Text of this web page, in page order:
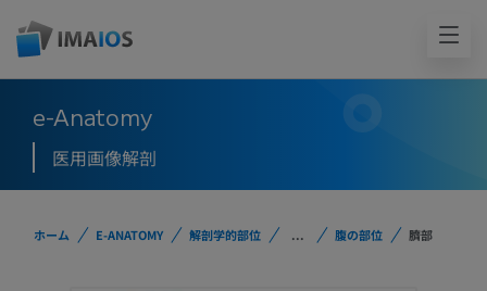
e-Anatomy
医用画像解剖
ホーム E-ANATOMY 解剖学的部位 ... 腹の部位 臍部